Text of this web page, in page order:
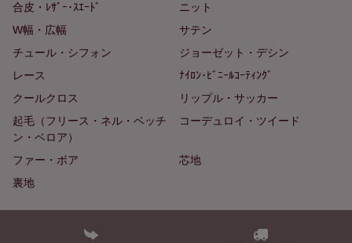
合皮・ﾚｻﾞｰ･ｽｴｰﾄﾞ
ニット
W幅・広幅
サテン
チュール・シフォン
ジョーゼット・デシン
レース
ﾅｲﾛﾝ･ﾋﾞﾆｰﾙｺｰﾃｨﾝｸﾞ
クールクロス
リップル・サッカー
起毛（フリース・ネル・ベッチ
ン・ベロア）
コーデュロイ・ツイード
ファー・ボア
芯地
裏地